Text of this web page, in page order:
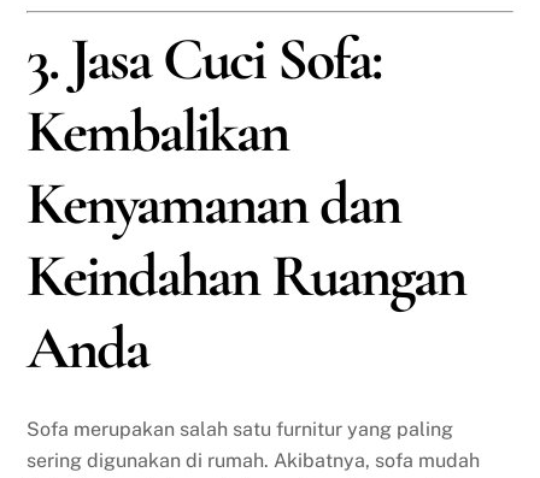
3. Jasa Cuci Sofa:
Kembalikan
Kenyamanan dan
Keindahan Ruangan
Anda
Sofa merupakan salah satu furnitur yang paling
sering digunakan di rumah. Akibatnya, sofa mudah